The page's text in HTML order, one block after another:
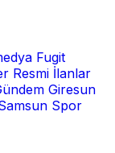
Fugit
Resmi İlanlar
Giresun
Spor